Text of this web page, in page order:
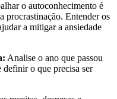
o autoconhecimento é
procrastinação. Entender os
a mitigar a ansiedade
Analise o ano que passou
definir o que precisa ser